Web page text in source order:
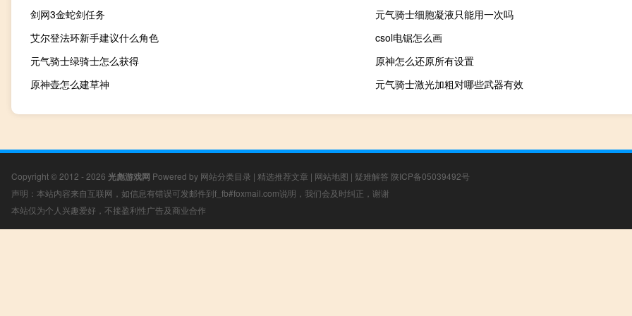
剑网3金蛇剑任务
元气骑士细胞凝液只能用一次吗
艾尔登法环新手建议什么角色
csol电锯怎么画
元气骑士绿骑士怎么获得
原神怎么还原所有设置
原神壶怎么建草神
元气骑士激光加粗对哪些武器有效
Copyright © 2012 - 2026 光彪游戏网 Powered by 网站分类目录 | 精选推荐文章 | 网站地图 | 疑难解答 陕ICP备05039492号
声明：本站内容来自互联网，如信息有错误可发邮件到f_fb#foxmail.com说明，我们会及时纠正，谢谢
本站仅为个人兴趣爱好，不接盈利性广告及商业合作